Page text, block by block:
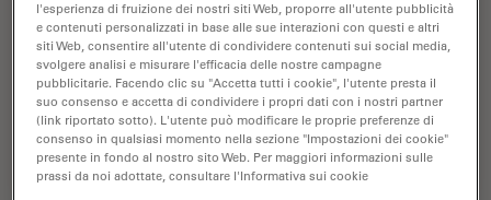
The role of alternative fuel vehicles and why
sustainable solutions are of increasing importance for
the automotive industry are explained in this free on-
demand webinar.
Nov 22, 2022 Webinar: Garanzia di qualità / Controllo di qualità
l'esperienza di fruizione dei nostri siti Web, proporre all'utente pubblicità
e contenuti personalizzati in base alle sue interazioni con questi e altri
siti Web, consentire all'utente di condividere contenuti sui social media,
svolgere analisi e misurare l'efficacia delle nostre campagne
pubblicitarie. Facendo clic su "Accetta tutti i cookie", l'utente presta il
suo consenso e accetta di condividere i propri dati con i nostri partner
(link riportato sotto). L'utente può modificare le proprie preferenze di
consenso in qualsiasi momento nella sezione "Impostazioni dei cookie"
presente in fondo al nostro sito Web. Per maggiori informazioni sulle
prassi da noi adottate, consultare l'Informativa sui cookie